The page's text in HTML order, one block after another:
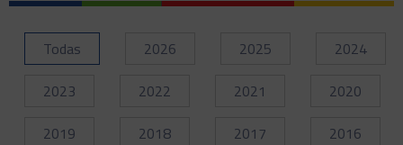
Todas 2026 2025
2024
2023
2022 2021
2020
2019
2018 2017
2016